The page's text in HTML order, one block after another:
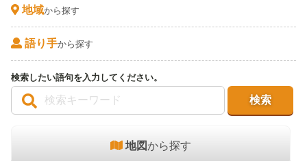
地域から探す
語り手から探す
検索したい語句を入力してください。
地図から探す